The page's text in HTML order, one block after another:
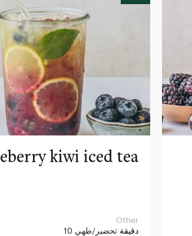
kiwi iced tea
Other
10 دقيقة تحضير/طهي